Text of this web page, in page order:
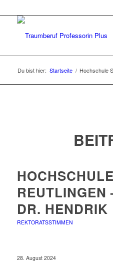
Du bist hier: Startseite / Hochschule
HOCHSCHULE
REUTLINGEN
DR. HENDRIK
REKTORATSSTIMMEN
28. August 2024